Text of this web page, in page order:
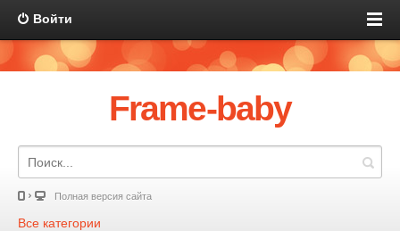
Войти
Frame-baby
Полная версия сайта
Все категории